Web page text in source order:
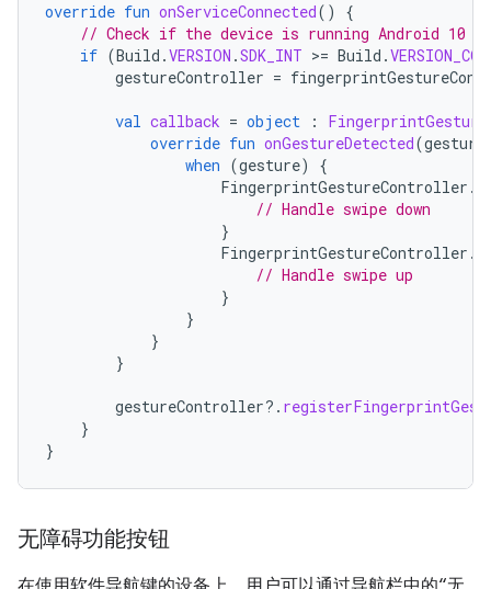
override fun onServiceConnected()
{
// Check if the device is running Android 10
if (Build .VERSION .SDK_INT >= Build .
gestureController =
val callback = object :
override fun onGestureDetected(gesture
when (gesture)
{
FingerprintGestureController .
// Handle swipe down
}
FingerprintGestureController .
// Handle swipe up
}
}
}
}
gestureController?.
}
}
无障碍功能按钮